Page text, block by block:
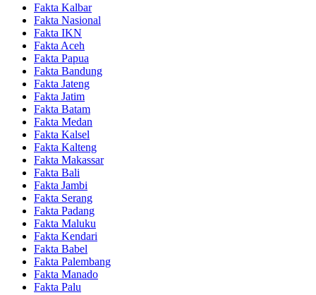
Fakta Kalbar
Fakta Nasional
Fakta IKN
Fakta Aceh
Fakta Papua
Fakta Bandung
Fakta Jateng
Fakta Jatim
Fakta Batam
Fakta Medan
Fakta Kalsel
Fakta Kalteng
Fakta Makassar
Fakta Bali
Fakta Jambi
Fakta Serang
Fakta Padang
Fakta Maluku
Fakta Kendari
Fakta Babel
Fakta Palembang
Fakta Manado
Fakta Palu